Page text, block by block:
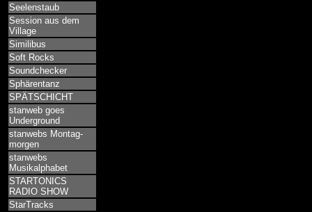
Seelenstaub
Session aus dem
Village
Similibus
Soft Rocks
Soundchecker
Sphärentanz
SPÄTSCHICHT
stanweb goes
Underground
stanwebs Montag-
morgen
stanwebs
Musikalphabet
STARTONICS
RADIO SHOW
StarTracks